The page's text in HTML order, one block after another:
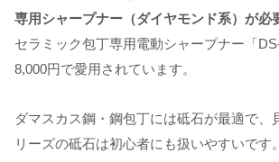
専用シャープナー（ダイヤモンド系）が必
セラミック包丁専用電動シャープナー「
8,000円で愛用されています。
ダマスカス鋼・鋼包丁には砥石が最適で、
リーズの砥石は初心者にも扱いやすいです。